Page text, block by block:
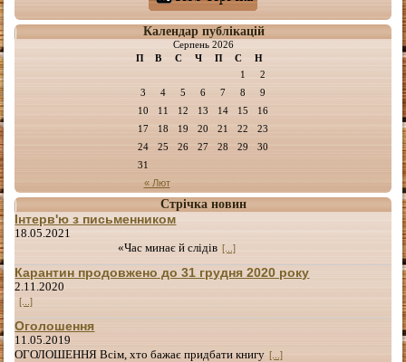
Календар публікацій
Серпень 2026
П
В С Ч П С Н
« Лют
1
2
3
4 5 6 7 8
9
10
11 12 13 14 15
16
17
18 19 20 21 22
23
24
25 26 27 28 29
30
31
Стрічка новин
Інтерв'ю з письменником
18.05.2021
«Час минає й слідів [...]
Карантин продовжено до 31 грудня 2020 року
2.11.2020
[...]
Оголошення
11.05.2019
ОГОЛОШЕННЯ Всім, хто бажає придбати книгу [...]